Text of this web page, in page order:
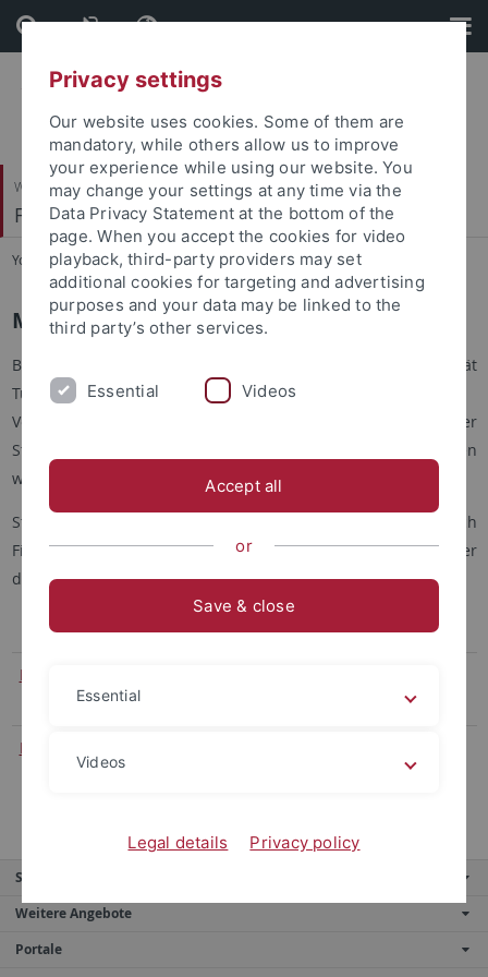
Skip
to
content
Skip
to
footer
Wirtschafts- und Sozialwissenschaftliche Fakultät
Financial Institutions
You are here: Startseite ... Masterarbeit
Masterarbeit
Bitte beachten Sie den
der Universität
Tübingen zum Ablauf einer Masterarbeit. ­
Verfolgen Sie ebenso die Ankündigungen der
Studienfachberatung. Bei Unklarheiten zum Vergabeverfahren
wenden Sie sich gerne dorthin.
Studierende, die sich für eine Masterarbeit im Bereich
Financial Institutions interessieren, können sich über
das zentrale Vergabeverfahren in ILIAS bewerben.
Merkblatt
Texte
Exposé
Masterarbeiten
Service
Weitere Angebote
Portale
Privacy settings
Our website uses cookies. Some of them are
mandatory, while others allow us to improve
your experience while using our website. You
may change your settings at any time via the
Data Privacy Statement at the bottom of the
page. When you accept the cookies for video
playback, third-party providers may set
additional cookies for targeting and advertising
purposes and your data may be linked to the
third party’s other services.
Essential Videos
Accept all
or
Save & close
Essential
Videos
Legal details Privacy policy